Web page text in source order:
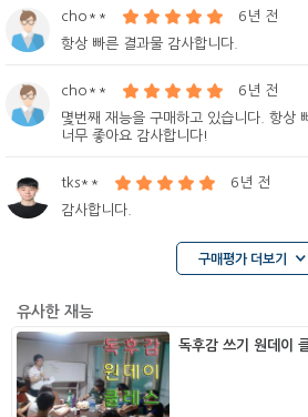
cho**
6년 전
항상 빠른 결과물 감사합니다.
cho**
6년 전
몇번째 재능을 구매하고 있습니다. 항상
너무 좋아요 감사합니다!
tks**
6년 전
감사합니다.
구매평가 더보기
유사한 재능
독후감 쓰기 원데이